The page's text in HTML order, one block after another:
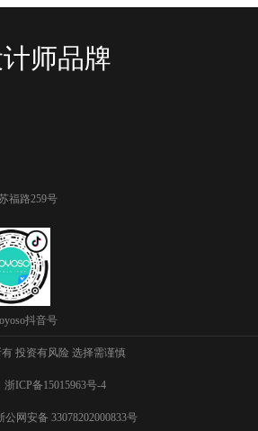
师品牌
福路259号
抖音号
投资有风险 选择需谨慎
浙ICP备15015963号-4
公网安备 33078202000833号